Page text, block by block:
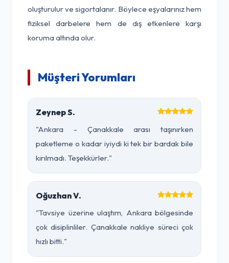
oluşturulur ve sigortalanır. Böylece eşyalarınız hem
fiziksel darbelere hem de dış etkenlere karşı
koruma altında olur.
Müşteri Yorumları
Zeynep S.
"Ankara - Çanakkale arası taşınırken
paketleme o kadar iyiydi ki tek bir bardak bile
kırılmadı. Teşekkürler."
Oğuzhan V.
"Tavsiye üzerine ulaştım, Ankara bölgesinde
çok disiplinliler. Çanakkale nakliye süreci çok
hızlı bitti."